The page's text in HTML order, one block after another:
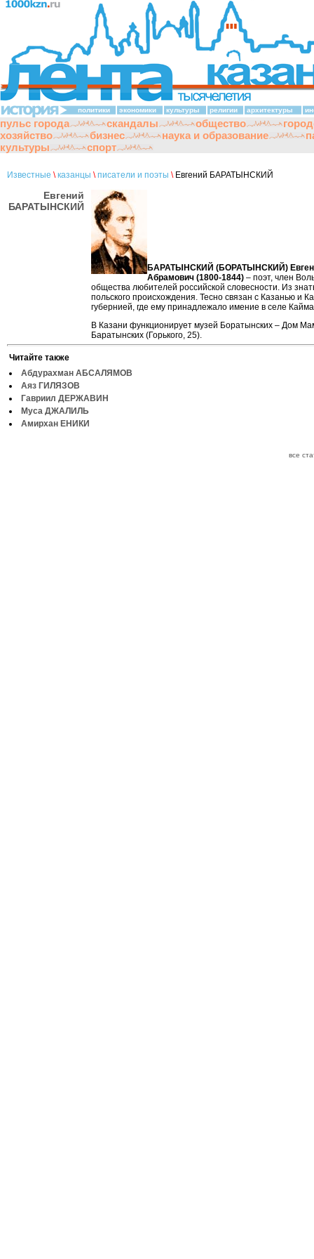
политики экономики культуры религии архитектуры
пульс города скандалы общество
хозяйство
бизнес наука и образование
культуры
спорт
Известные \ казанцы \ писатели и поэты \Евгений БАРАТЫНСКИЙ
Евгений
БАРАТЫНСКИЙ
БАРАТЫНСКИЙ (БОРАТЫНСКИЙ)
Абрамович (1800-1844) – поэт, член
общества любителей российской словесности. Из
польского происхождения. Тесно связан с Казанью и
губернией, где ему принадлежало имение в селе
В Казани функционирует музей Боратынских – Дом
Баратынских (Горького, 25).
Читайте также
Абдурахман АБСАЛЯМОВ
Аяз ГИЛЯЗОВ
Гавриил ДЕРЖАВИН
Муса ДЖАЛИЛЬ
Амирхан ЕНИКИ
все